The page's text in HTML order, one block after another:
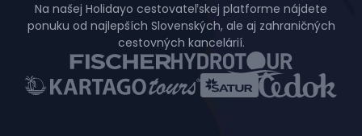
Na našej Holidayo cestovateľskej platforme nájdete
ponuku od najlepších Slovenských, ale aj zahraničných
cestovných kancelárií.